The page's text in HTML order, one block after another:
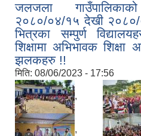
जलजला
२०८०/०४/१५ देखी
भित्रका सम्पुर्ण
शिक्षामा अभिभावक शिक्षा
झलकहरु !!
मिति: 08/06/2023 - 17:56
,
,